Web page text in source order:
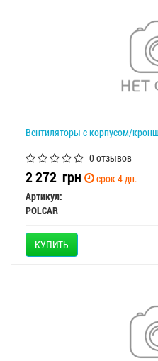
Вентиляторы с корпусом/
0 отзывов
2 272 грн
срок 4 дн.
Артикул:
POLCAR
КУПИТЬ